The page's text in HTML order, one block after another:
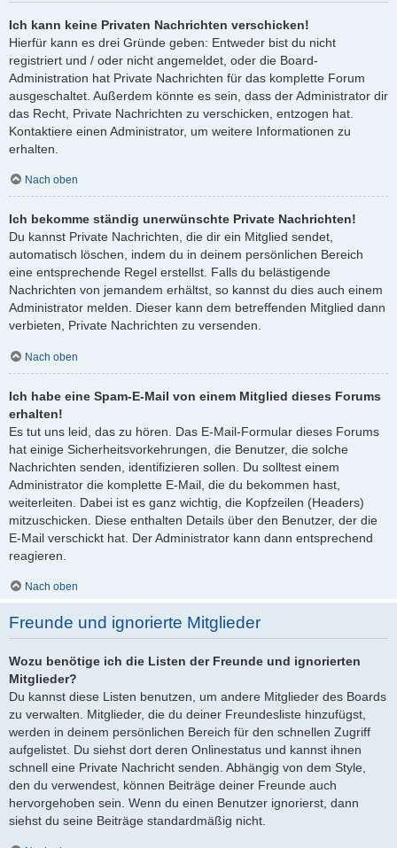
Ich kann keine Privaten Nachrichten verschicken!
Hierfür kann es drei Gründe geben: Entweder bist du nicht
registriert und / oder nicht angemeldet, oder die Board-
Administration hat Private Nachrichten für das komplette Forum
ausgeschaltet. Außerdem könnte es sein, dass der Administrator dir
das Recht, Private Nachrichten zu verschicken, entzogen hat.
Kontaktiere einen Administrator, um weitere Informationen zu
erhalten.
Nach oben
Ich bekomme ständig unerwünschte Private Nachrichten!
Du kannst Private Nachrichten, die dir ein Mitglied sendet,
automatisch löschen, indem du in deinem persönlichen Bereich
eine entsprechende Regel erstellst. Falls du belästigende
Nachrichten von jemandem erhältst, so kannst du dies auch einem
Administrator melden. Dieser kann dem betreffenden Mitglied dann
verbieten, Private Nachrichten zu versenden.
Nach oben
Ich habe eine Spam-E-Mail von einem Mitglied dieses Forums
erhalten!
Es tut uns leid, das zu hören. Das E-Mail-Formular dieses Forums
hat einige Sicherheitsvorkehrungen, die Benutzer, die solche
Nachrichten senden, identifizieren sollen. Du solltest einem
Administrator die komplette E-Mail, die du bekommen hast,
weiterleiten. Dabei ist es ganz wichtig, die Kopfzeilen (Headers)
mitzuschicken. Diese enthalten Details über den Benutzer, der die
E-Mail verschickt hat. Der Administrator kann dann entsprechend
reagieren.
Nach oben
Freunde und ignorierte Mitglieder
Wozu benötige ich die Listen der Freunde und ignorierten
Mitglieder?
Du kannst diese Listen benutzen, um andere Mitglieder des Boards
zu verwalten. Mitglieder, die du deiner Freundesliste hinzufügst,
werden in deinem persönlichen Bereich für den schnellen Zugriff
aufgelistet. Du siehst dort deren Onlinestatus und kannst ihnen
schnell eine Private Nachricht senden. Abhängig von dem Style,
den du verwendest, können Beiträge deiner Freunde auch
hervorgehoben sein. Wenn du einen Benutzer ignorierst, dann
siehst du seine Beiträge standardmäßig nicht.